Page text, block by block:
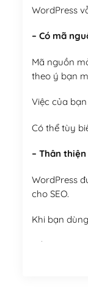
WordPress
– Có mã
Mã nguồn
theo ý bạn
Việc của
Có thể tùy
– Thân
WordPress
cho SEO.
Khi bạn
Tối ưu hóa